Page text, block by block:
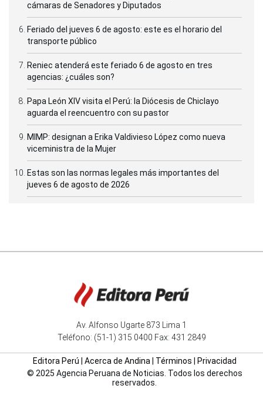
cámaras de Senadores y Diputados
Feriado del jueves 6 de agosto: este es el horario del
transporte público
Reniec atenderá este feriado 6 de agosto en tres
agencias: ¿cuáles son?
Papa León XIV visita el Perú: la Diócesis de Chiclayo
aguarda el reencuentro con su pastor
MIMP: designan a Erika Valdivieso López como nueva
viceministra de la Mujer
Estas son las normas legales más importantes del
jueves 6 de agosto de 2026
Av. Alfonso Ugarte 873 Lima 1
Teléfono: (51-1) 315 0400 Fax: 431 2849
Editora Perú Acerca de Andina Términos
Privacidad
© 2025 Agencia Peruana de Noticias. Todos los derechos
reservados.